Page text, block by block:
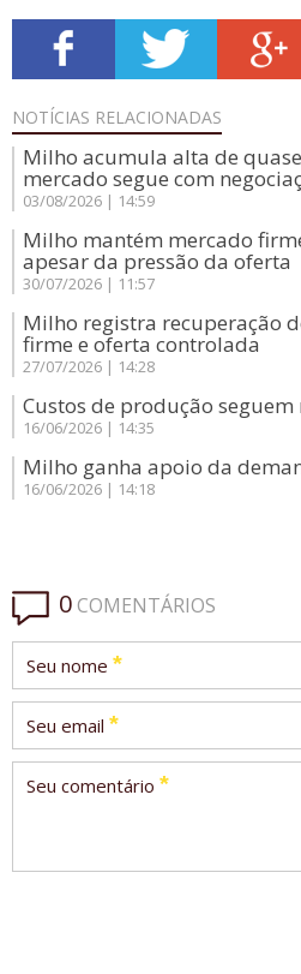
NOTÍCIAS RELACIONADAS
Milho acumula alta de
mercado segue com
03/08/2026 | 14:59
Milho mantém mercado
apesar da pressão da oferta
30/07/2026 | 11:57
Milho registra recuperação
firme e oferta controlada
27/07/2026 | 14:28
Custos de produção
16/06/2026 | 14:35
Milho ganha apoio da
16/06/2026 | 14:18
0COMENTÁRIOS
Seu nome *
Seu email *
Seu comentário *